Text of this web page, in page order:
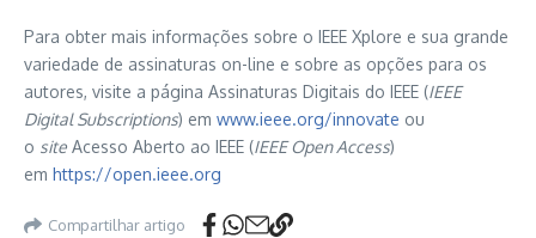
Para obter mais informações sobre o IEEE Xplore e sua grande
variedade de assinaturas on-line e sobre as opções para os
autores, visite a página Assinaturas Digitais do IEEE (IEEE
Digital Subscriptions) em www.ieee.org/innovate ou
o site Acesso Aberto ao IEEE (IEEE Open Access)
em https://open.ieee.org
Compartilhar artigo